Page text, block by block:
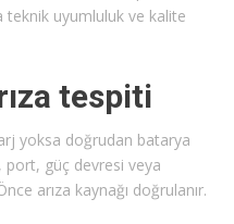
teknik uyumluluk ve kalite
tespiti
yoksa doğrudan batarya
port, güç devresi veya
arıza kaynağı doğrulanır.